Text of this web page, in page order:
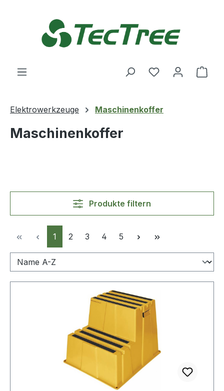
Du hast 0
Elektrowerkzeuge Maschinenkoffer
Maschinenkoffer
Produkte filtern
Seite
1 Seite
2 Seite
3 Seite
4 Seite
5